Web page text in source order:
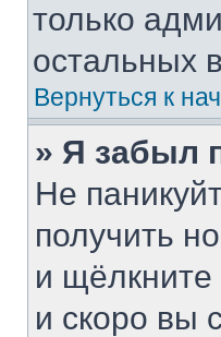
только
остальных
Вернуться к
» Я забыл
Не
получить
и щёлкните
и скоро вы